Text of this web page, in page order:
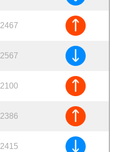
2467
2567
2100
2386
2415